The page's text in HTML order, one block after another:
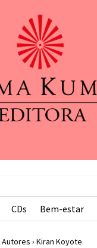
CDs Bem-estar
Autores › Kiran Koyote